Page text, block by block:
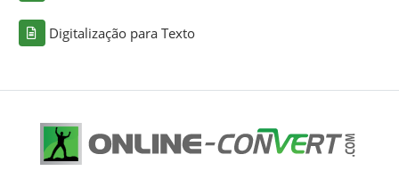
Digitalização para Texto